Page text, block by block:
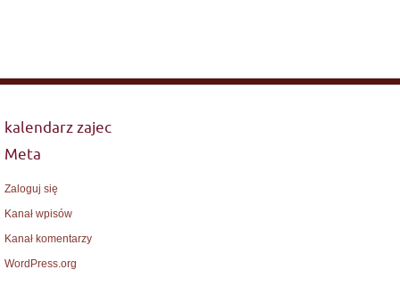
kalendarz zajec
Meta
Zaloguj się
Kanał wpisów
Kanał komentarzy
WordPress.org